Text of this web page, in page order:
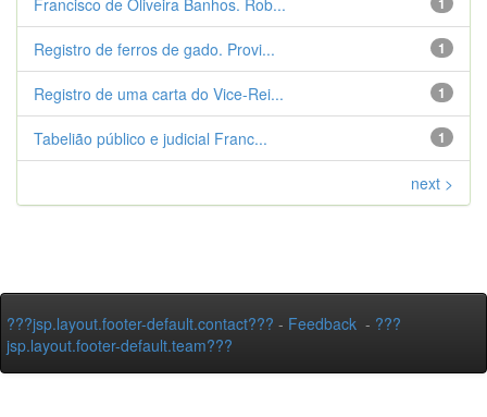
Francisco de Oliveira Banhos. Rob...
1
Registro de ferros de gado. Provi...
1
Registro de uma carta do Vice-Rei...
1
Tabelião público e judicial Franc...
next >
???jsp.layout.footer-default.contact??? - Feedback - ???
jsp.layout.footer-default.team???